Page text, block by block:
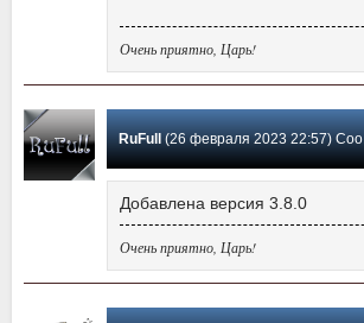
Очень приятно, Царь!
RuFull (26 февраля 2023 22:57) Сообщение #10
Добавлена версия 3.8.0
Очень приятно, Царь!